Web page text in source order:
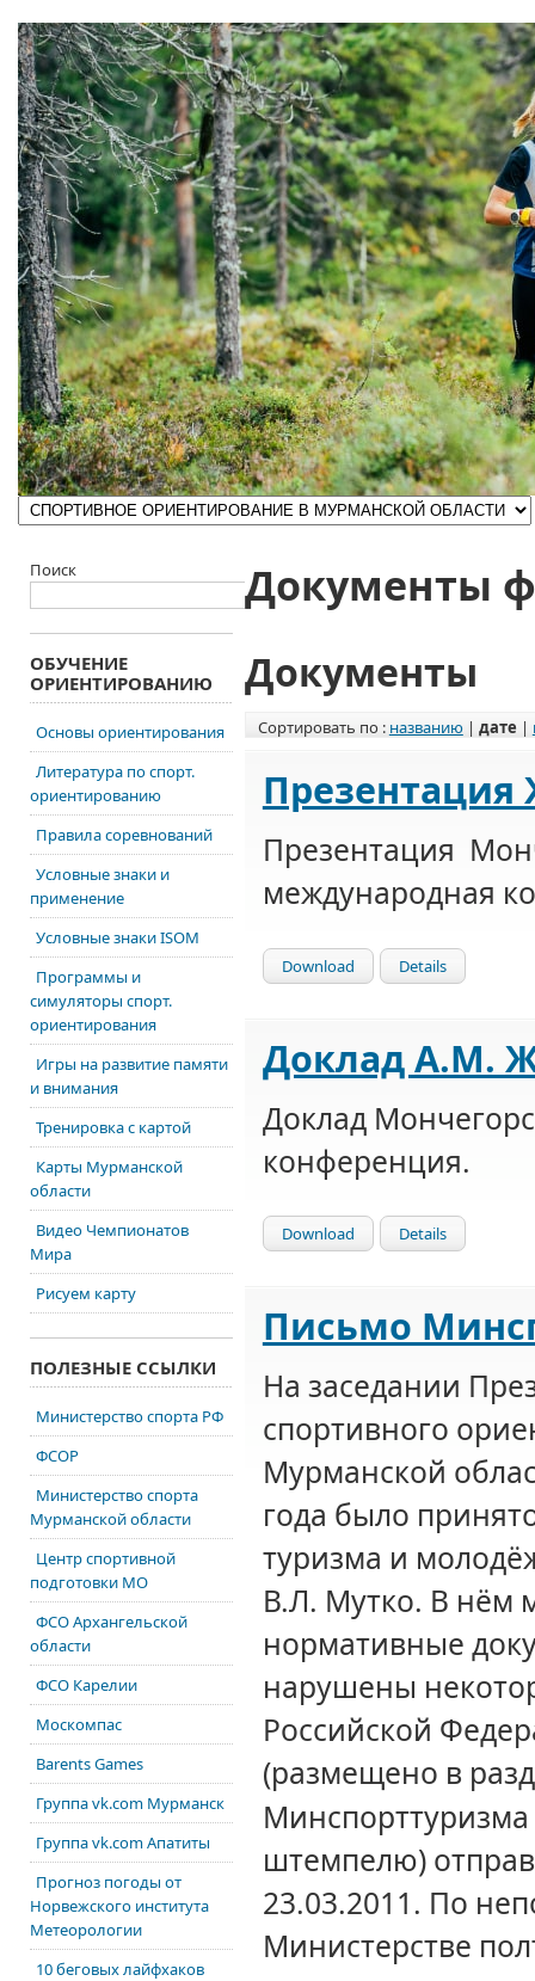
Документы
Документы
Сортировать по : названию| дате |
Презентация
международная
Download Details
Доклад А.М.
Доклад
конференция.
Download Details
Письмо
На заседании
спортивного
Мурманской
года было
туризма и
В.Л. Мутко. В нём
нормативные
нарушены
Российской
(размещено в
Минспорттуризма
штемпелю)
23.03.2011. По
Министерстве
Поиск
ОБУЧЕНИЕ
ОРИЕНТИРОВАНИЮ
Основы ориентирования
Литература по спорт.
ориентированию
Правила соревнований
Условные знаки и
применение
Условные знаки ISOM
Программы и
симуляторы спорт.
ориентирования
Игры на развитие памяти
и внимания
Тренировка с картой
Карты Мурманской
области
Видео Чемпионатов
Мира
Рисуем карту
ПОЛЕЗНЫЕ ССЫЛКИ
Министерство спорта РФ
ФСОР
Министерство спорта
Мурманской области
Центр спортивной
подготовки МО
ФСО Архангельской
области
ФСО Карелии
Москомпас
Barents Games
Группа vk.com Мурманск
Группа vk.com Апатиты
Прогноз погоды от
Норвежского института
Метеорологии
10 беговых лайфхаков